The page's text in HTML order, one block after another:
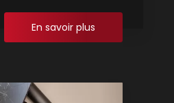
En savoir plus